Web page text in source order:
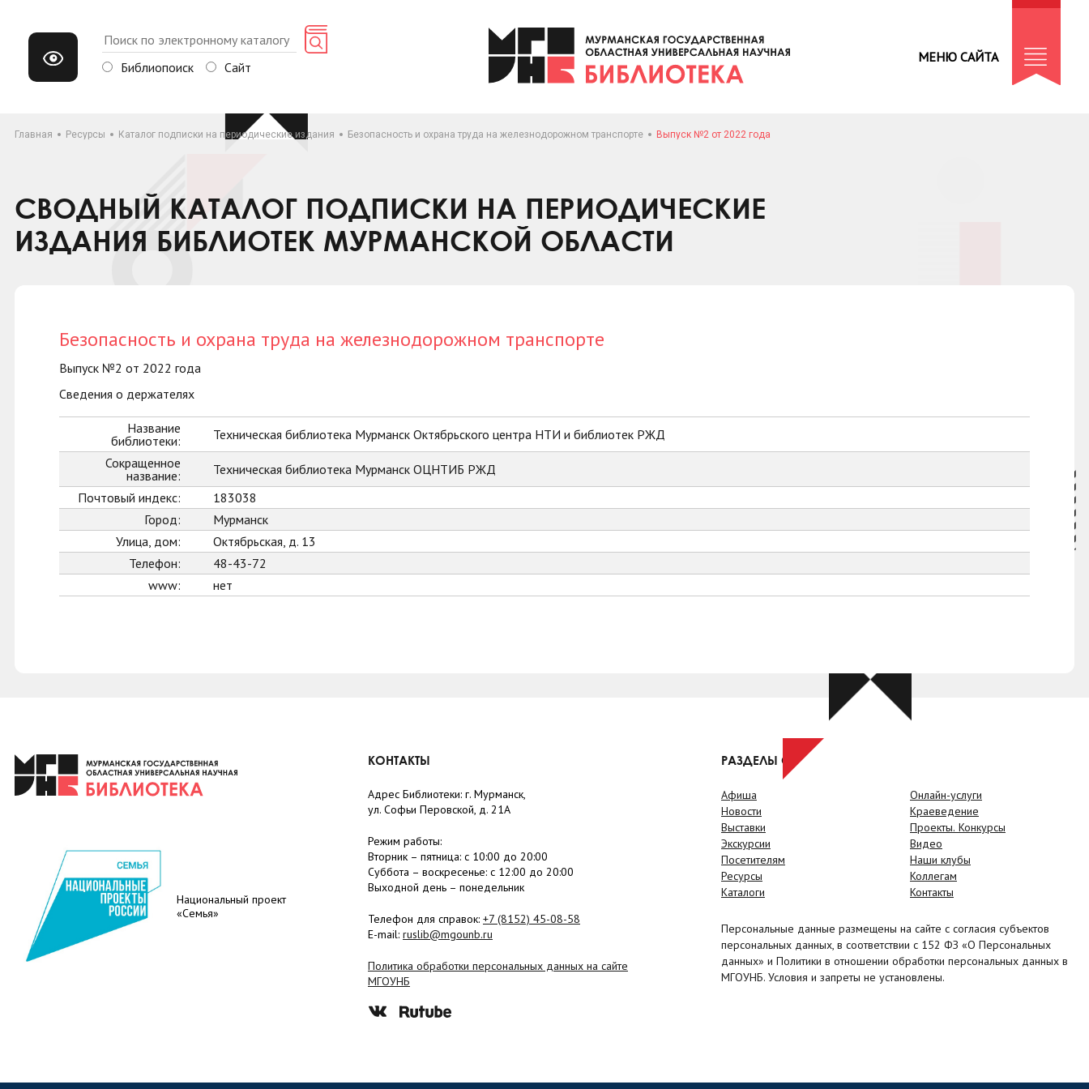
Библиопоиск Сайт
МЕНЮ САЙТА
Главная Ресурсы Каталог подписки на периодические издания Безопасность и охрана труда на железнодорожном транспорте Выпуск №2 от 2022 года
СВОДНЫЙ КАТАЛОГ ПОДПИСКИ НА ПЕРИОДИЧЕСКИЕ
ИЗДАНИЯ БИБЛИОТЕК МУРМАНСКОЙ ОБЛАСТИ
Безопасность и охрана труда на железнодорожном транспорте
Выпуск №2 от 2022 года
Сведения о держателях
Название
библиотеки:
Техническая библиотека Мурманск Октябрьского центра НТИ и библиотек РЖД
Сокращенное
название:
Техническая библиотека Мурманск ОЦНТИБ РЖД
Почтовый индекс:
183038
Город:
Мурманск
Улица, дом:
Октябрьская, д. 13
Телефон:
48-43-72
www:
нет
Национальный проект
«Семья»
КОНТАКТЫ
Адрес Библиотеки: г. Мурманск,
ул. Софьи Перовской, д. 21А
Режим работы:
Вторник – пятница: с 10:00 до 20:00
Суббота – воскресенье: c 12:00 до 20:00
Выходной день – понедельник
Телефон для справок: +7 (8152) 45-08-58
E-mail: ruslib@mgounb.ru
Политика обработки персональных данных на сайте
МГОУНБ
РАЗДЕЛЫ САЙТА
Афиша
Новости
Выставки
Экскурсии
Посетителям
Ресурсы
Каталоги
Онлайн-услуги
Краеведение
Проекты. Конкурсы
Видео
Наши клубы
Коллегам
Контакты
Персональные данные размещены на сайте с согласия субъектов
персональных данных, в соответствии с 152 ФЗ «О Персональных
данных» и Политики в отношении обработки персональных данных в
МГОУНБ. Условия и запреты не установлены.